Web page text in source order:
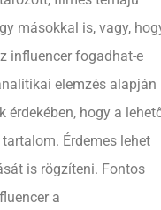
másokkal is, vagy,
influencer fogadhat-e
elemzés alapján
érdekében, hogy a
Érdemes lehet
is rögzíteni. Fontos
a